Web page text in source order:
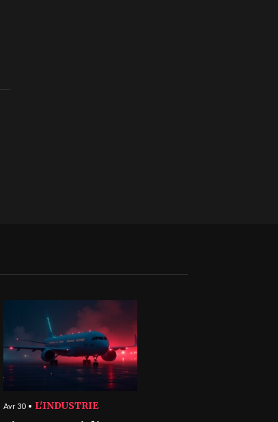
Avr 30 L'INDUSTRIE